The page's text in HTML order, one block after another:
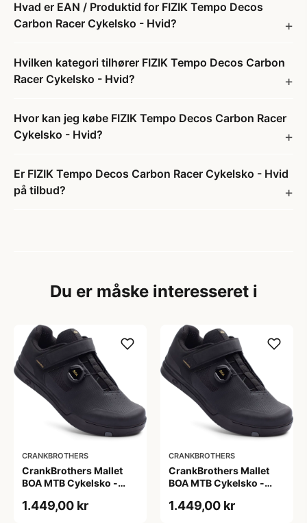
Hvad er EAN / Produktid for FIZIK Tempo Decos
Carbon Racer Cykelsko - Hvid?
Hvilken kategori tilhører FIZIK Tempo Decos Carbon
Racer Cykelsko - Hvid?
Hvor kan jeg købe FIZIK Tempo Decos Carbon Racer
Cykelsko - Hvid?
Er FIZIK Tempo Decos Carbon Racer Cykelsko - Hvid
på tilbud?
Du er måske interesseret i
CRANKBROTHERS
CrankBrothers Mallet
BOA MTB Cykelsko -
1.449,00 kr
CRANKBROTHERS
CrankBrothers Mallet
BOA MTB Cykelsko -
1.449,00 kr